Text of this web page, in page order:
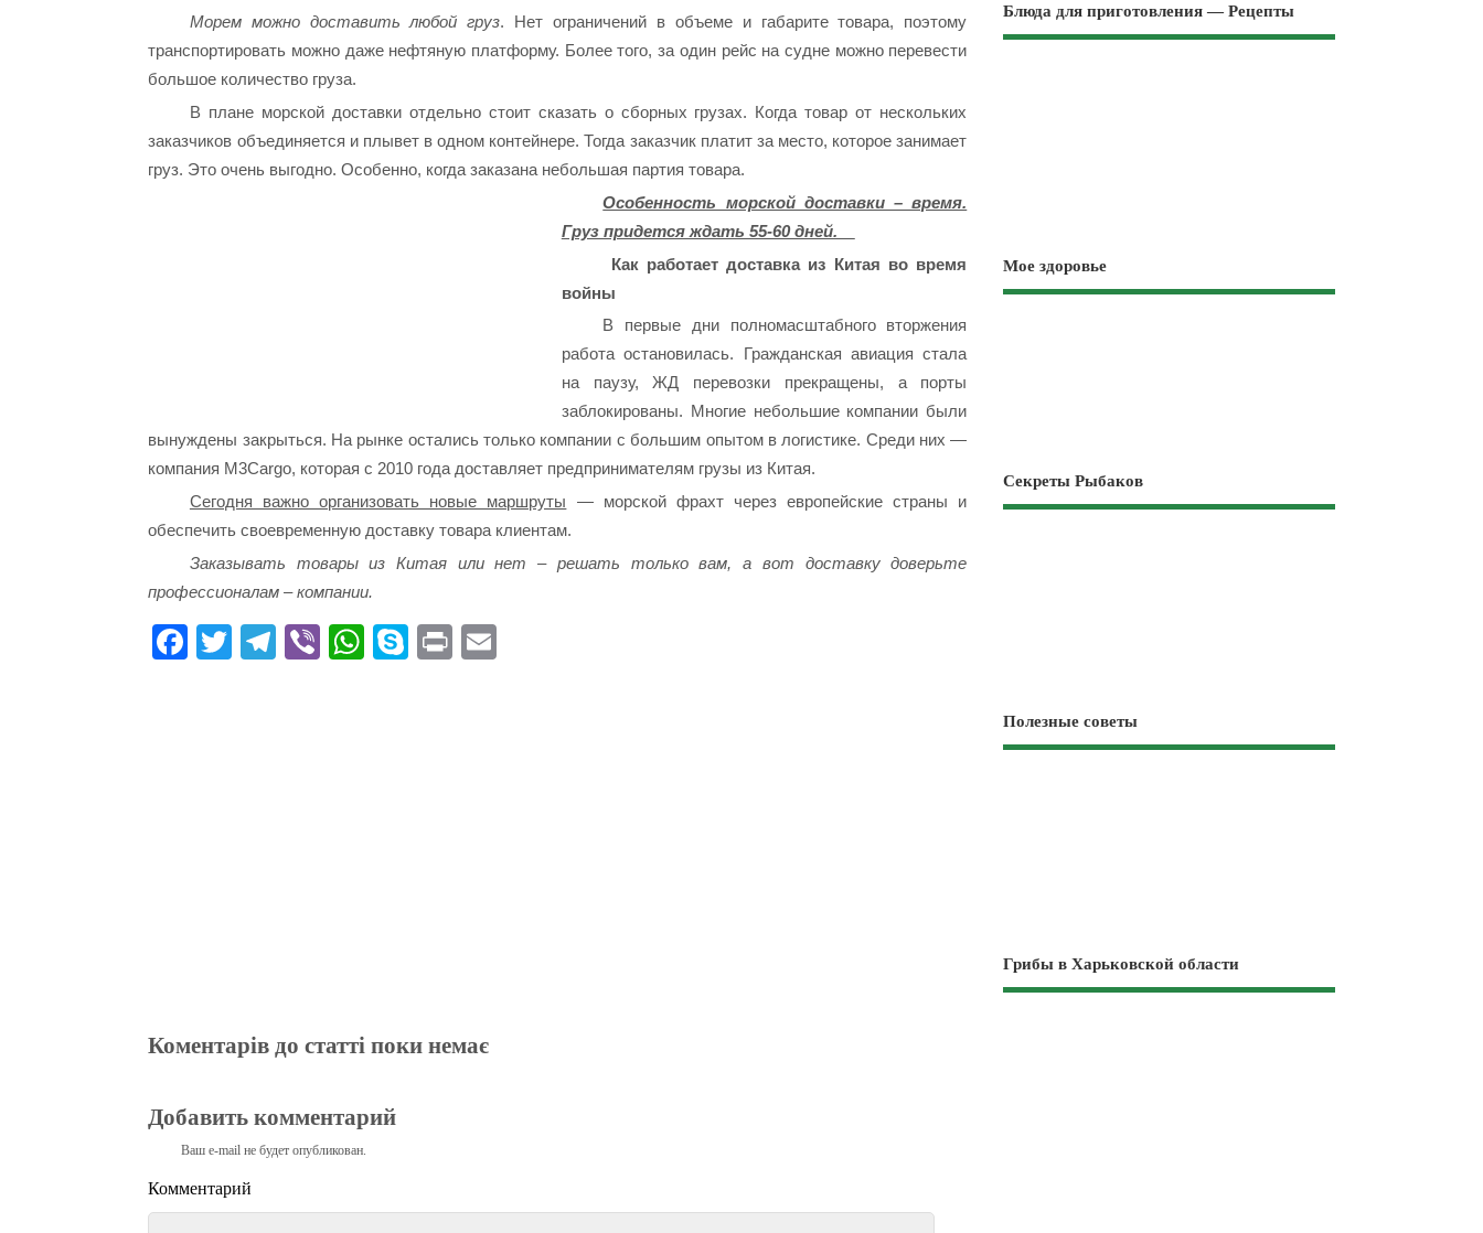
Морем можно доставить любой груз. Нет ограничений в объеме и габарите товара, поэтому
транспортировать можно даже нефтяную платформу. Более того, за один рейс на судне можно перевести
большое количество груза.
В плане морской доставки отдельно стоит сказать о сборных грузах. Когда товар от нескольких
заказчиков объединяется и плывет в одном контейнере. Тогда заказчик платит за место, которое занимает
груз. Это очень выгодно. Особенно, когда заказана небольшая партия товара.
Особенность морской доставки – время.
Груз придется ждать 55-60 дней.
Как работает доставка из Китая во время
войны
В первые дни полномасштабного вторжения
работа остановилась. Гражданская авиация стала
на паузу, ЖД перевозки прекращены, а порты
заблокированы. Многие небольшие компании были
вынуждены закрыться. На рынке остались только компании с большим опытом в логистике. Среди них —
компания M3Cargo, которая с 2010 года доставляет предпринимателям грузы из Китая.
Сегодня важно организовать новые маршруты — морской фрахт через европейские страны и
обеспечить своевременную доставку товара клиентам.
Заказывать товары из Китая или нет – решать только вам, а вот доставку доверьте
профессионалам – компании.
Fa T
Te Vi
W
S
Pr
Коментарів до статті поки немає
Добавить комментарий
Ваш e-mail не будет опубликован.
Комментарий
Блюда для приготовления — Рецепты
Мое здоровье
Секреты Рыбаков
Полезные советы
Грибы в Харьковской области